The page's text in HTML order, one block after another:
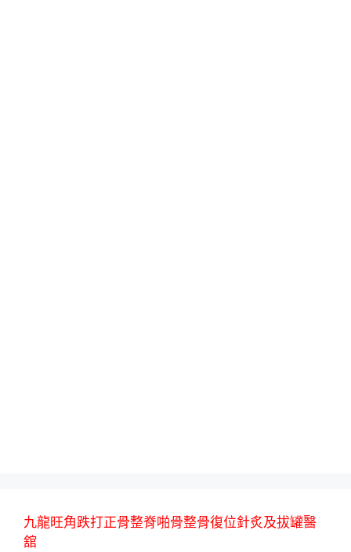
九龍旺角跌打正骨整脊啪骨整骨復位針炙及拔罐醫
舘